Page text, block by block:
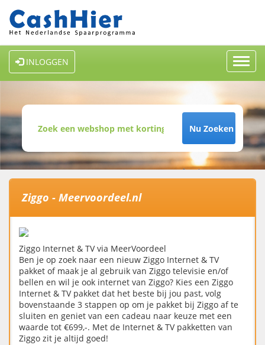
INLOGGEN
Nu Zoeken
Ziggo - Meervoordeel.nl
Ziggo Internet & TV via MeerVoordeel
Ben je op zoek naar een nieuw Ziggo Internet & TV
pakket of maak je al gebruik van Ziggo televisie en/of
bellen en wil je ook internet van Ziggo? Kies een Ziggo
Internet & TV pakket dat het beste bij jou past, volg
bovenstaande 3 stappen op om je pakket bij Ziggo af te
sluiten en geniet van een cadeau naar keuze met een
waarde tot €699,-. Met de Internet & TV pakketten van
Ziggo zit je altijd goed!